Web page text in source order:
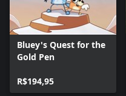
Bluey's Quest for the
Gold Pen
R$194,95